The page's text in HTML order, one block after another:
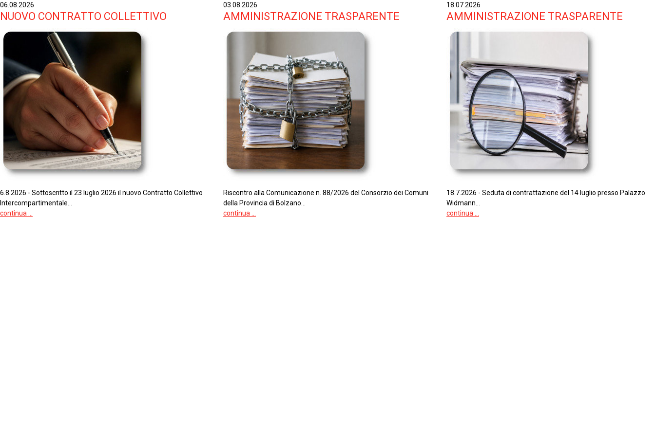
06.08.2026
NUOVO CONTRATTO COLLETTIVO
6.8.2026 - Sottoscritto il 23 luglio 2026 il nuovo Contratto Collettivo
Intercompartimentale...
continua ...
03.08.2026
AMMINISTRAZIONE TRASPARENTE
Riscontro alla Comunicazione n. 88/2026 del Consorzio dei Comuni
della Provincia di Bolzano...
continua ...
18.07.2026
AMMINISTRAZIONE TRASPARENTE
18.7.2026 - Seduta di contrattazione del 14 luglio presso Palazzo
Widmann...
continua ...